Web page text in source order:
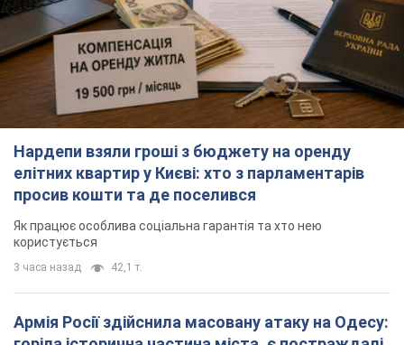
Нардепи взяли гроші з бюджету на оренду
елітних квартир у Києві: хто з парламентарів
просив кошти та де поселився
Як працює особлива соціальна гарантія та хто нею
користується
3 часа назад 42,1 т.
Армія Росії здійснила масовану атаку на Одесу: